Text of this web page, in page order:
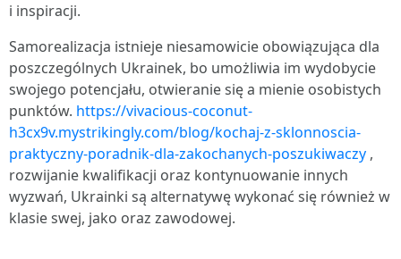
i inspiracji.
Samorealizacja istnieje niesamowicie obowiązująca dla
poszczególnych Ukrainek, bo umożliwia im wydobycie
swojego potencjału, otwieranie się a mienie osobistych
punktów. https://vivacious-coconut-
h3cx9v.mystrikingly.com/blog/kochaj-z-sklonnoscia-
praktyczny-poradnik-dla-zakochanych-poszukiwaczy ,
rozwijanie kwalifikacji oraz kontynuowanie innych
wyzwań, Ukrainki są alternatywę wykonać się również w
klasie swej, jako oraz zawodowej.